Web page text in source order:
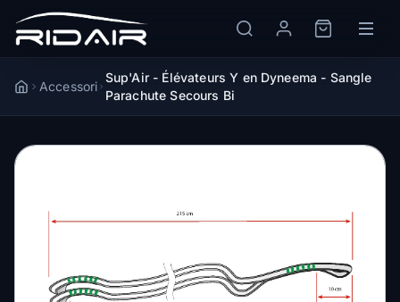
AccueilAccessori
Sup'Air - Élévateurs Y en Dyneema - Sangle
Parachute Secours Bi